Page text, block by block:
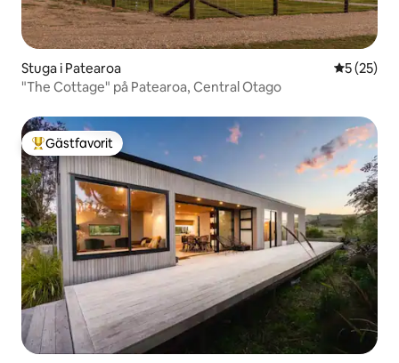
Stuga i Patearoa 5 av 5 i
5 (25)
"The Cottage" på Patearoa, Central Otago
Populär gästfavorit
Gästfavorit